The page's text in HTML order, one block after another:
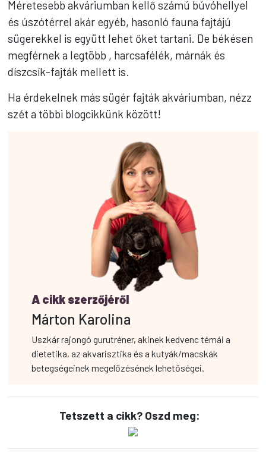
Méretesebb akváriumban kellő számú búvóhellyel
és úszótérrel akár egyéb, hasonló fauna fajtájú
sügerekkel is együtt lehet őket tartani. De békésen
megférnek a legtöbb , harcsafélék, márnák és
díszcsík-fajták mellett is.
Ha érdekelnek más sügér fajták akváriumban, nézz
szét a többi blogcikkünk között!
A cikk szerzőjéről
Márton Karolina
Uszkár rajongó gurutréner, akinek kedvenc témái a
dietetika, az akvarisztika és a kutyák/macskák
betegségeinek megelőzésének lehetőségei.
Tetszett a cikk? Oszd meg: